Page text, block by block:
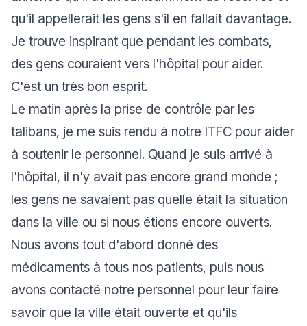
qu'il appellerait les gens s'il en fallait davantage.
Je trouve inspirant que pendant les combats,
des gens couraient vers l'hôpital pour aider.
C'est un très bon esprit.
Le matin après la prise de contrôle par les
talibans, je me suis rendu à notre ITFC pour aider
à soutenir le personnel. Quand je suis arrivé à
l'hôpital, il n'y avait pas encore grand monde ;
les gens ne savaient pas quelle était la situation
dans la ville ou si nous étions encore ouverts.
Nous avons tout d'abord donné des
médicaments à tous nos patients, puis nous
avons contacté notre personnel pour leur faire
savoir que la ville était ouverte et qu'ils